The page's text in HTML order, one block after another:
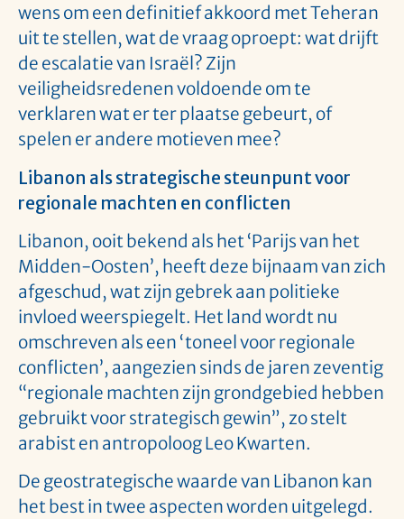
wens om een definitief akkoord met Teheran
uit te stellen, wat de vraag oproept: wat drijft
de escalatie van Israël? Zijn
veiligheidsredenen voldoende om te
verklaren wat er ter plaatse gebeurt, of
spelen er andere motieven mee?
Libanon als strategische steunpunt voor
regionale machten en conflicten
Libanon, ooit bekend als het ‘Parijs van het
Midden-Oosten’, heeft deze bijnaam van zich
afgeschud, wat zijn gebrek aan politieke
invloed weerspiegelt. Het land wordt nu
omschreven als een ‘toneel voor regionale
conflicten’, aangezien sinds de jaren zeventig
“regionale machten zijn grondgebied hebben
gebruikt voor strategisch gewin”, zo stelt
arabist en antropoloog Leo Kwarten.
De geostrategische waarde van Libanon kan
het best in twee aspecten worden uitgelegd.